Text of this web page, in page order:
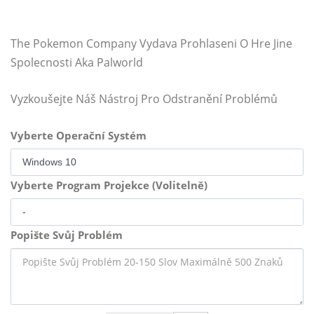
The Pokemon Company Vydava Prohlaseni O Hre Jine
Spolecnosti Aka Palworld
Vyzkoušejte Náš Nástroj Pro Odstranění Problémů
Vyberte Operační Systém
Vyberte Program Projekce (Volitelně)
Popište Svůj Problém